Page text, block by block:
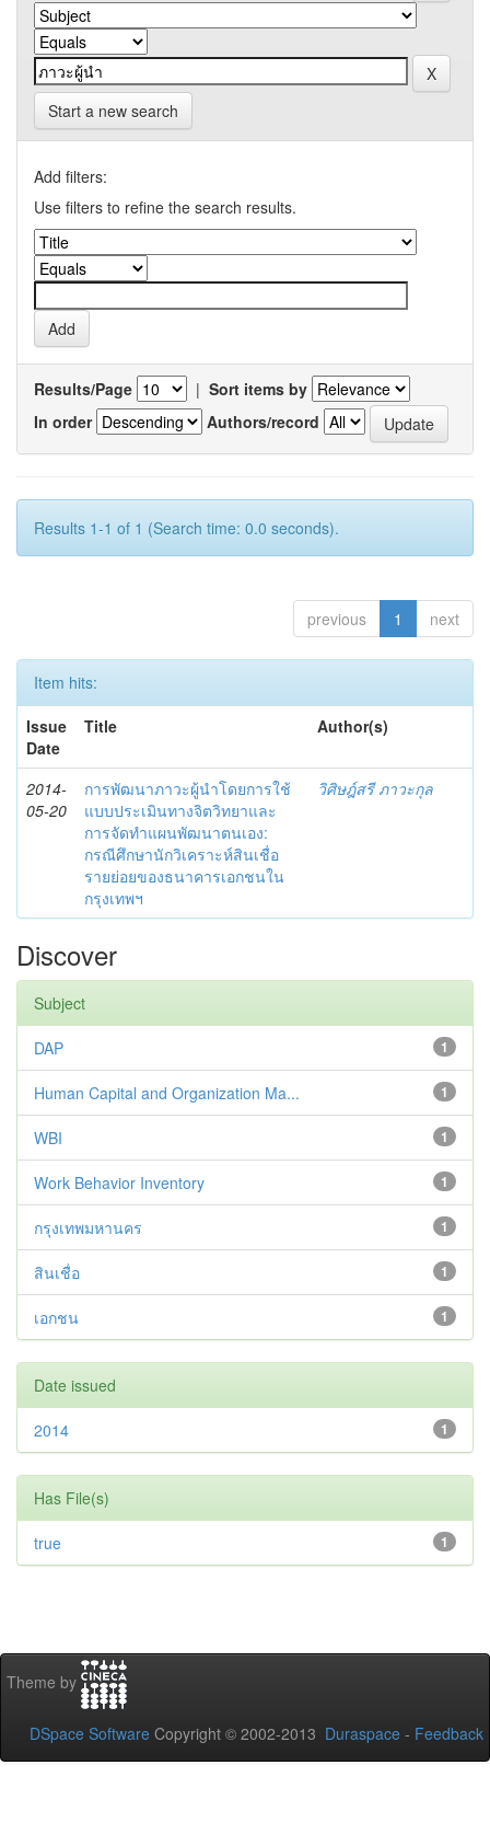
Start a new search
Add filters:
Use filters to refine the search results.
Results/Page | Sort items by
In order
Authors/record
Results 1-1 of 1 (Search time: 0.0 seconds).
previous 1 next
Item hits:
Issue
Date
Title Author(s)
2014-
05-20
การพัฒนาภาวะผู้นำโดยการใช้
แบบประเมินทางจิตวิทยาและ
การจัดทำแผนพัฒนาตนเอง:
กรณีศึกษานักวิเคราะห์สินเชื่อ
รายย่อยของธนาคารเอกชนใน
กรุงเทพฯ
วิศิษฎ์สรี ภาวะกุล
Discover
Subject
1
DAP
1
Human Capital and Organization Ma...
1
WBI
1
Work Behavior Inventory
1
กรุงเทพมหานคร
1
สินเชื่อ
1
เอกชน
Date issued
1
2014
Has File(s)
1
true
Theme by
DSpace Software Copyright © 2002-2013 Duraspace - Feedback